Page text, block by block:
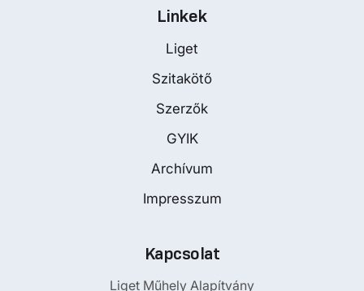
Linkek
Liget
Szitakötő
Szerzők
GYIK
Archívum
Impresszum
Kapcsolat
Liget Műhely Alapítvány